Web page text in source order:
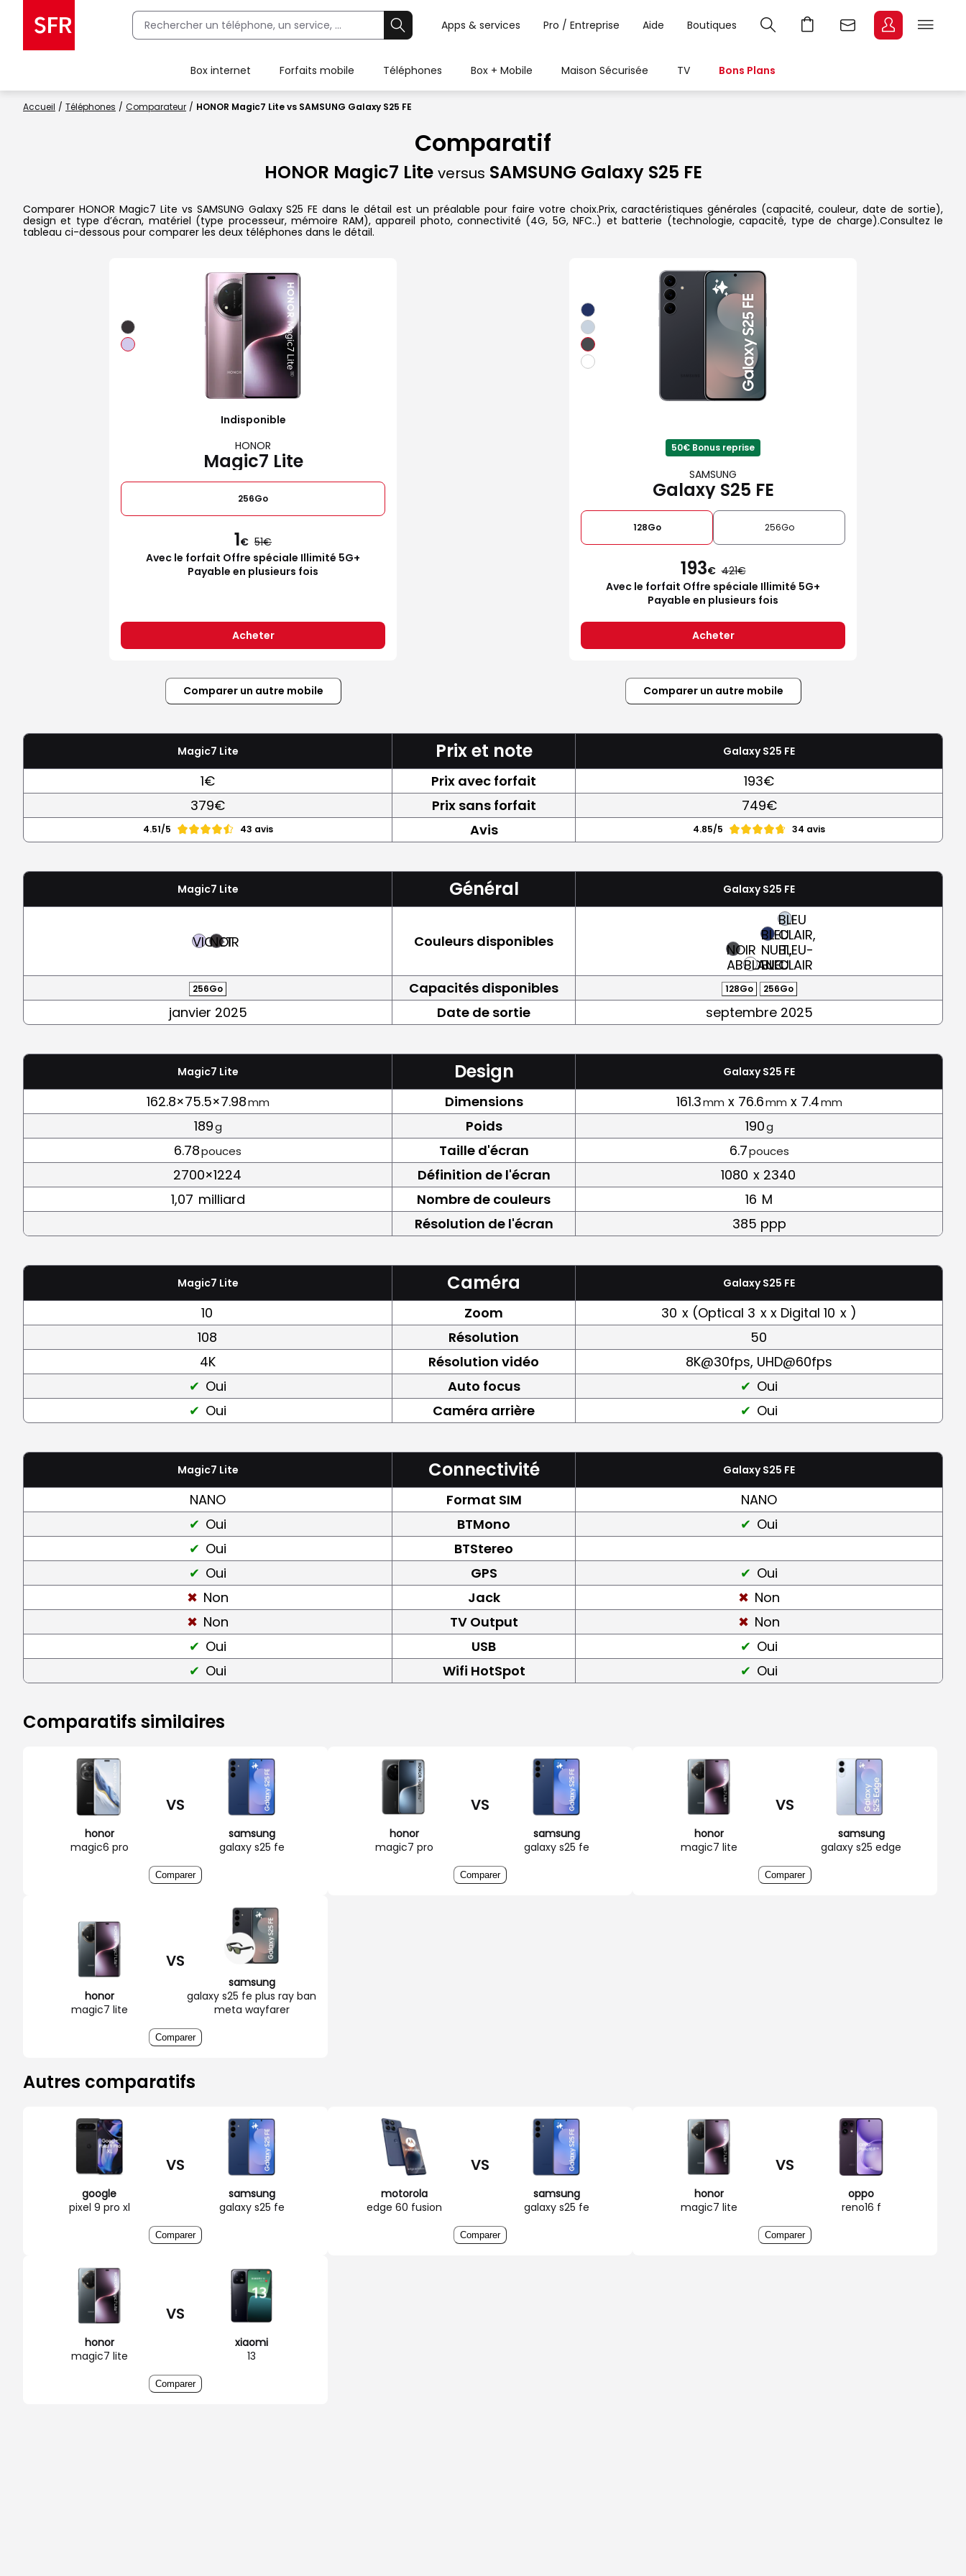
Apps & services Pro / Entreprise Aide Boutiques
Box internet Forfaits mobile Téléphones Box + Mobile Maison Sécurisée TV Bons Plans
Accueil Téléphones Comparateur HONOR Magic7 Lite vs SAMSUNG Galaxy S25 FE
Comparatif
HONOR Magic7 Lite versus SAMSUNG Galaxy S25 FE
Comparer HONOR Magic7 Lite vs SAMSUNG Galaxy S25 FE dans le détail est un préalable pour faire votre choix.Prix, caractéristiques générales (capacité, couleur, date de sortie),
design et type d’écran, matériel (type processeur, mémoire RAM), appareil photo, connectivité (4G, 5G, NFC..) et batterie (technologie, capacité, type de charge).Consultez le
tableau ci-dessous pour comparer les deux téléphones dans le détail.
Indisponible
HONOR
Magic7 Lite
256Go
1€ 51
Avec le forfait Offre spéciale Illimité 5G+
Payable en plusieurs fois
Acheter
50€ Bonus reprise
SAMSUNG
Galaxy S25 FE
128Go 256Go
193€ 421
Avec le forfait Offre spéciale Illimité 5G+
Payable en plusieurs fois
Acheter
Comparer un autre mobile Comparer un autre mobile
Magic7 Lite Prix et note Galaxy S25 FE
1€ Prix avec forfait
193€
379€
Prix sans forfait 749€
4.51/5 43 avis Avis 4.85/5 34 avis
Magic7 Lite Général Galaxy S25 FE
VIOLET
NOIR Couleurs disponibles
NOIR
ABSOLU
BLANC
BLEU
NUIT,
BLEU
BLEU
CLAIR,
BLEU-
CLAIR
256Go Capacités disponibles 128Go 256Go
janvier 2025 Date de sortie septembre 2025
Magic7 Lite Design Galaxy S25 FE
162.8×75.5×7.98mm Dimensions 161.3mm x 76.6mm x 7.4mm
189g Poids 190g
6.78pouces Taille d'écran 6.7pouces
2700×1224 Définition de l'écran 1080 x 2340
1,07 milliard Nombre de couleurs 16 M
Résolution de l'écran
385 ppp
Magic7 Lite Caméra Galaxy S25 FE
10 Zoom 30 x (Optical 3 x x Digital 10 x )
108
Résolution
50
4K
Résolution vidéo
8K@30fps, UHD@60fps
Oui
Auto focus
Oui
Oui
Caméra arrière Oui
Magic7 Lite Connectivité Galaxy S25 FE
NANO Format SIM
NANO
Oui
BTMono
Oui
Oui
BTStereo
Oui
GPS
Oui
Non
Jack
Non
Non
TV Output
Non
Oui
USB
Oui
Oui
Wifi HotSpot Oui
Comparatifs similaires
honor
magic6 pro
VS
samsung
galaxy s25 fe
Comparer
honor
magic7 pro
VS
samsung
galaxy s25 fe
Comparer
honor
magic7 lite
VS
samsung
galaxy s25 edge
Comparer
honor
magic7 lite
VS
samsung
galaxy s25 fe plus ray ban
meta wayfarer
Comparer
Autres comparatifs
google
pixel 9 pro xl
VS
samsung
galaxy s25 fe
Comparer
motorola
edge 60 fusion
VS
samsung
galaxy s25 fe
Comparer
honor
magic7 lite
VS
oppo
reno16 f
Comparer
honor
magic7 lite
VS
xiaomi
13
Comparer